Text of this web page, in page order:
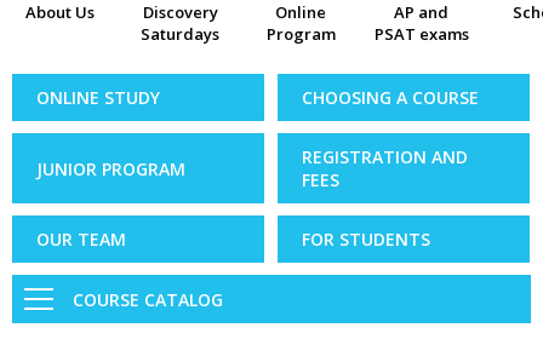
About Us
Discovery
Saturdays
Online
Program
AP and
PSAT exams
ONLINE STUDY CHOOSING A COURSE
JUNIOR PROGRAM
REGISTRATION AND
FEES
OUR TEAM FOR STUDENTS
COURSE CATALOG